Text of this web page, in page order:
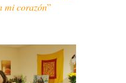
mi corazón”